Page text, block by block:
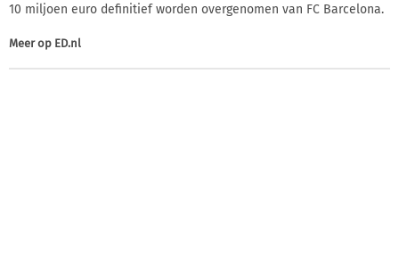
10 miljoen euro definitief worden overgenomen van FC Barcelona.
Meer op ED.nl